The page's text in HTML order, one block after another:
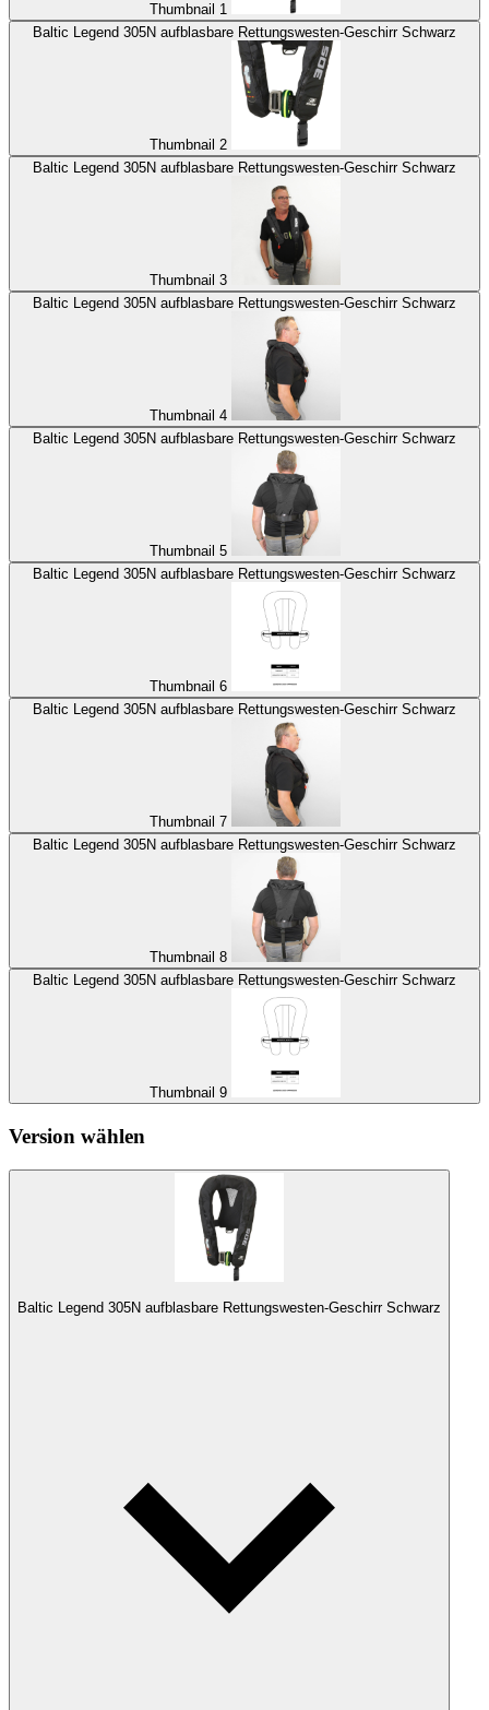
Thumbnail 1
Baltic Legend 305N aufblasbare Rettungswesten-Geschirr Schwarz
Thumbnail 2
Baltic Legend 305N aufblasbare Rettungswesten-Geschirr Schwarz
Thumbnail 3
Baltic Legend 305N aufblasbare Rettungswesten-Geschirr Schwarz
Thumbnail 4
Baltic Legend 305N aufblasbare Rettungswesten-Geschirr Schwarz
Thumbnail 5
Baltic Legend 305N aufblasbare Rettungswesten-Geschirr Schwarz
Thumbnail 6
Baltic Legend 305N aufblasbare Rettungswesten-Geschirr Schwarz
Thumbnail 7
Baltic Legend 305N aufblasbare Rettungswesten-Geschirr Schwarz
Thumbnail 8
Baltic Legend 305N aufblasbare Rettungswesten-Geschirr Schwarz
Thumbnail 9
Version wählen
Baltic Legend 305N aufblasbare Rettungswesten-Geschirr Schwarz